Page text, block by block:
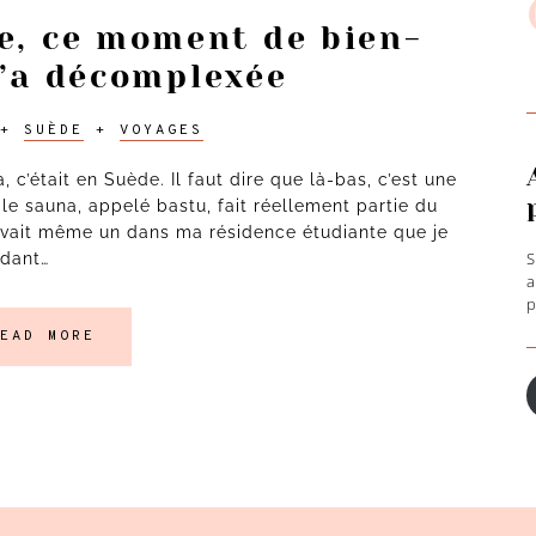
ce moment de bien-
décomplexée
SUÈDE + VOYAGES
en Suède. Il faut dire que là-bas, c’est une
sauna, appelé bastu, fait réellement partie du
même un dans ma résidence étudiante que je
MORE